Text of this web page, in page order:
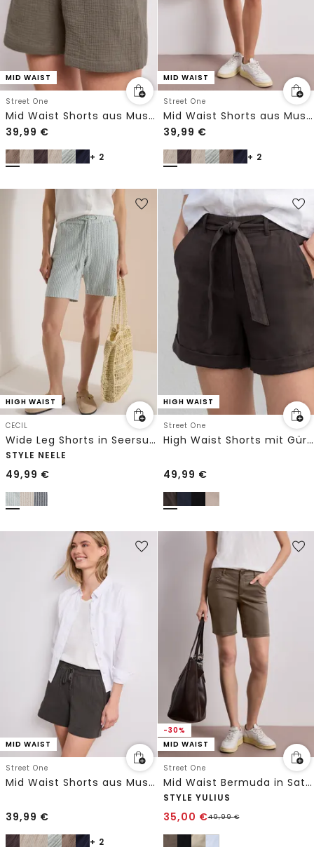
MID WAIST
Street One
Mid Waist Shorts aus Musselinstoff
39,99 €
+ 2
MID WAIST
Street One
Mid Waist Shorts aus Musselinstoff
39,99 €
+ 2
HIGH WAIST
CECIL
Wide Leg Shorts in Seersucker-Qualität
STYLE NEELE
49,99 €
HIGH WAIST
Street One
High Waist Shorts mit Gürtel
49,99 €
MID WAIST
Street One
Mid Waist Shorts aus Musselinstoff
39,99 €
+ 2
-30%
MID WAIST
Street One
Mid Waist Bermuda in Satin-Optik
STYLE YULIUS
35,00 €49,99€